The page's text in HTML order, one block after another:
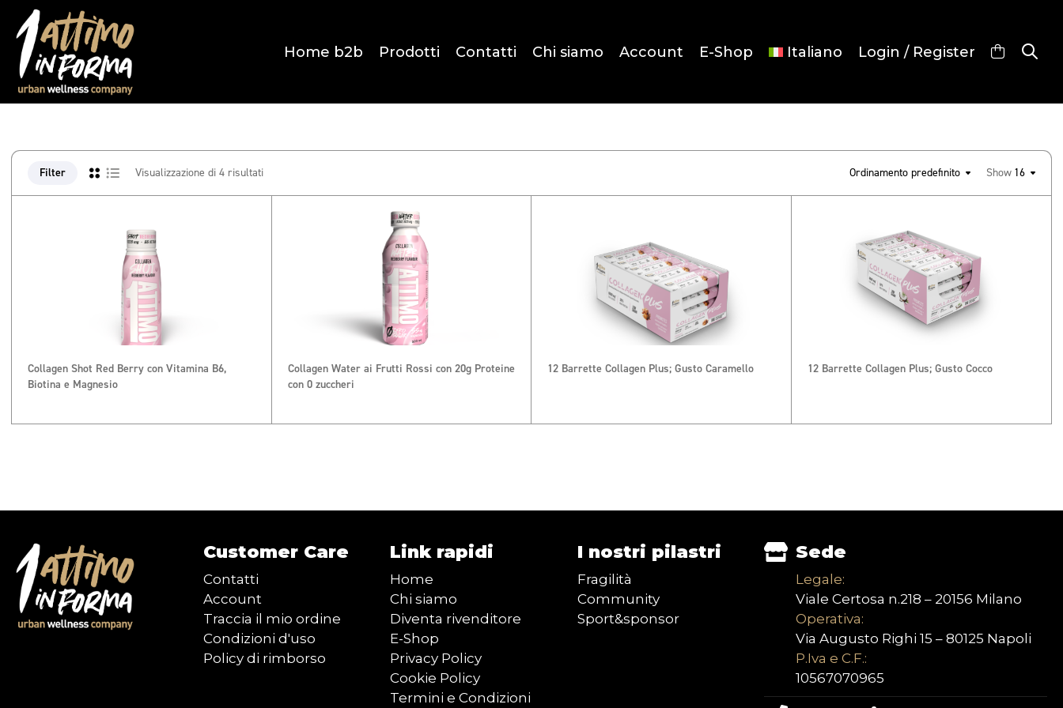
Home b2b Prodotti Contatti Chi siamo Account E-Shop Italiano Login / Register
Filter Visualizzazione di 4 risultati Ordinamento predefinito Show 16
Collagen Shot Red Berry con Vitamina B6,
Biotina e Magnesio
Collagen Water ai Frutti Rossi con 20g Proteine
con 0 zuccheri
12 Barrette Collagen Plus; Gusto Caramello 12 Barrette Collagen Plus; Gusto Cocco
Customer Care
Contatti
Account
Traccia il mio ordine
Condizioni d'uso
Policy di rimborso
Link rapidi
Home
Chi siamo
Diventa rivenditore
E-Shop
Privacy Policy
Cookie Policy
Termini e Condizioni
I nostri pilastri
Fragilità
Community
Sport&sponsor
Sede
Legale:
Viale Certosa n.218 – 20156 Milano
Operativa:
Via Augusto Righi 15 – 80125 Napoli
P.Iva e C.F.:
10567070965